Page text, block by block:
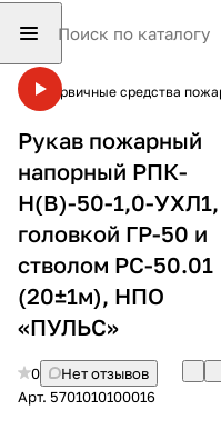
Первичные средства
Рукав пожарный
напорный РПК-
Н(В)-50-1,0-УХЛ1,
головкой ГР-50 и
стволом РС-50.01
(20±1м), НПО
«ПУЛЬС»
0
Нет отзывов
Арт. 5701010100016